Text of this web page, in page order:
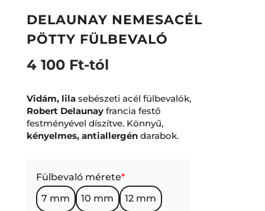
DELAUNAY NEMESACÉL
PÖTTY FÜLBEVALÓ
4 100 Ft-tól
Vidám, lilasebészeti acél fülbevalók,
Robert Delaunayfrancia festő
festményével díszítve. Könnyű,
kényelmes, antiallergéndarabok.
*
Fülbevaló mérete
7 mm
10 mm 12 mm